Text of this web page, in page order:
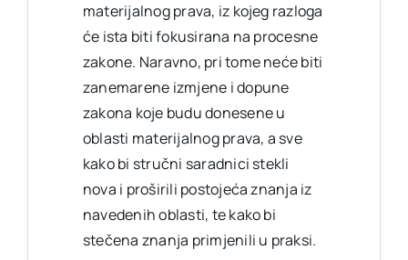
materijalnog prava, iz kojeg razloga
će ista biti fokusirana na procesne
zakone. Naravno, pri tome neće biti
zanemarene izmjene i dopune
zakona koje budu donesene u
oblasti materijalnog prava, a sve
kako bi stručni saradnici stekli
nova i proširili postojeća znanja iz
navedenih oblasti, te kako bi
stečena znanja primjenili u praksi.